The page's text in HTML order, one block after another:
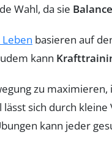
Wahl, da sie Balance
basieren auf
kann
zu
sich durch
kann jeder